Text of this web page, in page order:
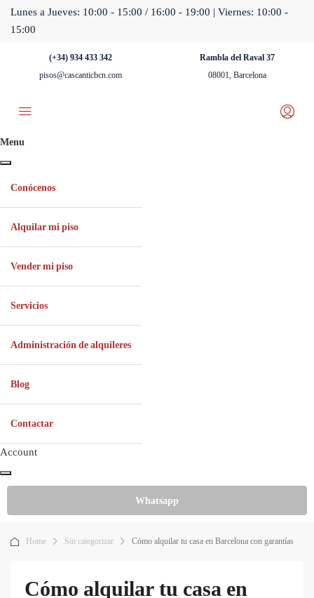
Lunes a Jueves: 10:00 - 15:00 / 16:00 - 19:00 | Viernes: 10:00 -
15:00
(+34) 934 433 342
pisos@cascanticbcn.com
Rambla del Raval 37
08001, Barcelona
Menu
Conócenos
Alquilar mi piso
Vender mi piso
Servicios
Administración de alquileres
Blog
Contactar
Account
Whatsapp
Home Sin categorizar Cómo alquilar tu casa en Barcelona con garantías
Cómo alquilar tu casa en